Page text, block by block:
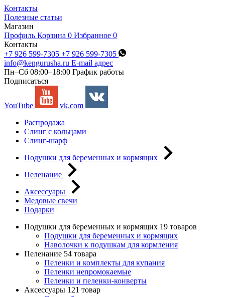
Контакты
Полезные статьи
Магазин
Профиль Корзина 0 Избранное 0
Контакты
+7 926 599-7305 +7 926 599-7305
info@kengurusha.ru E-mail адрес
Пн–Сб 08:00–18:00 График работы
Подписаться
YouTube
vk.com
Распродажа
Слинг с кольцами
Слинг-шарф
Подушки для беременных и кормящих
Пеленание
Аксессуары
Медовые свечи
Подарки
Подушки для беременных и кормящих 19 товаров
Подушки для беременных и кормящих
Наволочки к подушкам для кормления
Пеленание 54 товара
Пеленки и комплекты для купания
Пеленки непромокаемые
Пеленки и пеленки-конверты
Аксессуары 121 товар